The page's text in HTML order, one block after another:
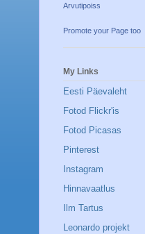
Arvutipoiss
Promote your Page too
My Links
Eesti Päevaleht
Fotod Flickr'is
Fotod Picasas
Pinterest
Instagram
Hinnavaatlus
Ilm Tartus
Leonardo projekt